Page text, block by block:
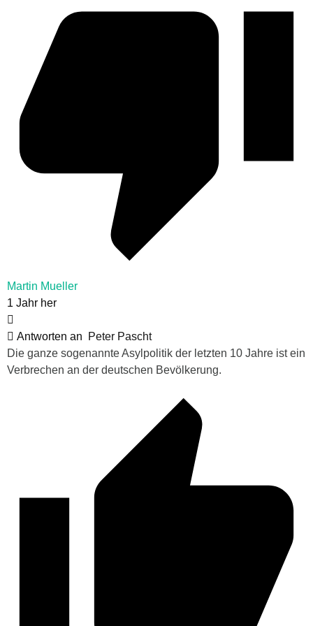
Martin Mueller
1 Jahr her
Antworten an
Peter Pascht
Die ganze sogenannte Asylpolitik der letzten 10 Jahre ist ein
Verbrechen an der deutschen Bevölkerung.